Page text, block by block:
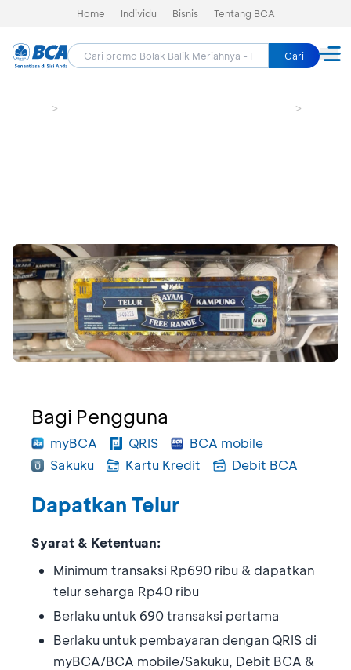
Home Individu Bisnis Tentang BCA
Cari
Bagi Pengguna
myBCA QRIS
BCA mobile
Sakuku
Kartu Kredit Debit BCA
Dapatkan Telur
Syarat & Ketentuan:
Minimum transaksi Rp690 ribu & dapatkan
telur seharga Rp40 ribu
Berlaku untuk 690 transaksi pertama
Berlaku untuk pembayaran dengan QRIS di
myBCA/BCA mobile/Sakuku, Debit BCA &